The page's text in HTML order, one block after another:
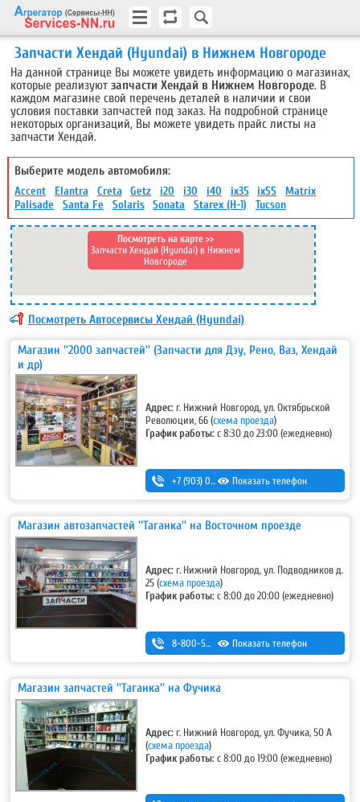
Запчасти Хендай (Hyundai) в Нижнем Новгороде
На данной странице Вы можете увидеть информацию о магазинах,
которые реализуютзапчасти Хендай в Нижнем Новгороде. В
каждом магазине свой перечень деталей в наличии и свои
условия поставки запчастей под заказ. На подробной странице
некоторых организаций, Вы можете увидеть прайс листы на
запчасти Хендай.
Выберите модель автомобиля:
Accent Elantra Creta Getz i20 i30 i40 ix35 ix55
Matrix
Palisade
Santa Fe Solaris Sonata Starex (H-1) Tucson
Посмотреть на карте >>
Запчасти Хендай (Hyundai) в Нижнем
Новгороде
Магазин ''2000 запчастей'' (Запчасти для Дэу, Рено, Ваз, Хендай
и др)
Адрес: г. Нижний Новгород, ул. Октябрьской
Революции, 66 (схема проезда)
График работы:с 8:30 до 23:00 (ежедневно)
+7 (903) 044-33-55 ,+7 (952) 447-12-27
Показать телефон
Магазин автозапчастей ''Таганка'' на Восточном проезде
Адрес: г. Нижний Новгород, ул. Подводников д.
25 (схема проезда)
График работы:с 8:00 до 20:00 (ежедневно)
8-800-500-7-111 Показать телефон
Магазин запчастей ''Таганка'' на Фучика
Адрес: г. Нижний Новгород, ул. Фучика, 50 А
(схема проезда)
График работы:с 8:00 до 19:00 (ежедневно)
Посмотреть Автосервисы Хендай (Hyundai)